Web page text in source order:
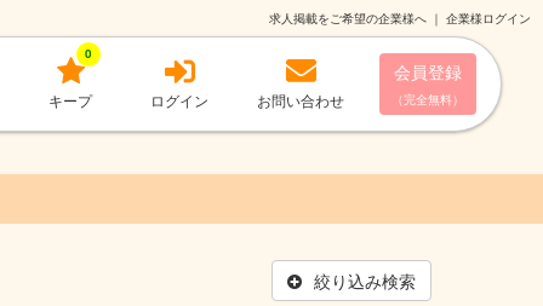
求人掲載をご希望の企業様へ ｜ 企業様ログイン
キープ
0
ログイン お問い合わせ
会員登録
（完全無料）
絞り込み検索